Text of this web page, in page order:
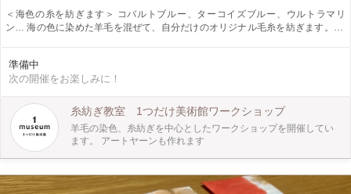
＜海色の糸を紡ぎます＞ コバルトブルー、ターコイズブルー、ウルトラマリ
ン… 海の色に染めた羊毛を混ぜて、自分だけのオリジナル毛糸を紡ぎます。 羊
道具）を使って、毛糸をつくります。 ＜もっと楽しく＞ 羊毛以外にも、コット
ンやキラキラの繊維を混ぜて個性的な表現も可能です。 慣れてきたら、染色や
ージ＞ 少人数でゆったり作業しますので、初心者の方でも安心して体験してい
ただけます。 柔らかな光の差し込む空間で、心癒される時間を過ごすことがで
きます。 ※時間内に紡ぎきれなかった羊毛はお持ち帰りいただけます。 ＜場所
＞ 1つだけ美術館Tokyo 阿佐ヶ谷駅からも、南阿佐ヶ谷駅からも、商店街を通っ
てお越しいただけます。
準備中
次の開催をお楽しみに！
糸紡ぎ教室 1つだけ美術館ワークショップ
羊毛の染色、糸紡ぎを中心としたワークショップを開催してい
ます。 アートヤーンも作れます